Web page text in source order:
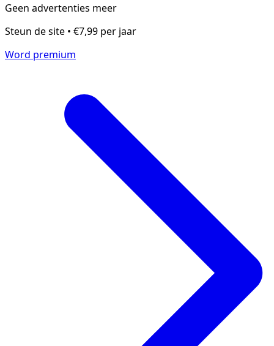
Geen advertenties meer
Steun de site • €7,99 per jaar
Word premium